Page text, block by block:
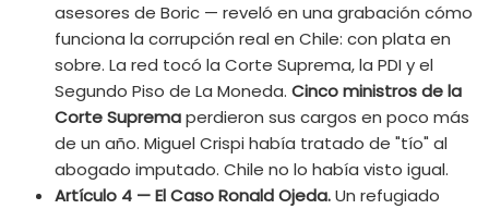
asesores de Boric — reveló en una grabación cómo
funciona la corrupción real en Chile: con plata en
sobre. La red tocó la Corte Suprema, la PDI y el
Segundo Piso de La Moneda. Cinco ministros de la
Corte Supremaperdieron sus cargos en poco más
de un año. Miguel Crispi había tratado de "tío" al
abogado imputado. Chile no lo había visto igual.
Artículo 4 — El Caso Ronald Ojeda.Un refugiado